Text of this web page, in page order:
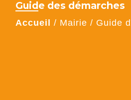
Guide des démarches
Accueil / Mairie / Guide